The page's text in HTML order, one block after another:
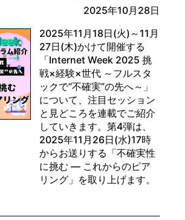
2025年10月28日
2025年11月18日(火)～11月
27日(木)かけて開催する
「Internet Week 2025 挑
戦×経験×世代 ～フルスタ
ックで“不確実”の先へ～」
について、注目セッション
と見どころを連載でご紹介
していきます。第4弾は、
2025年11月26日(水)17時
からお送りする「不確実性
に挑む ― これからのピア
リング」を取り上げます。